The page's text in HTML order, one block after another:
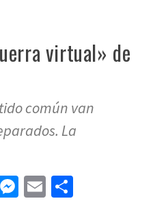
virtual» de
común van
La
Messenger
Email